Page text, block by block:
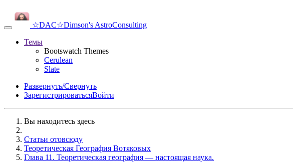
☆DAC☆Dimson's AstroConsulting
Темы
Bootswatch Themes
Cerulean
Slate
Развернуть/Свернуть
ЗарегистрироватьсяВойти
Вы находитесь здесь
Статьи отовсюду
Теоретическая География Вотяковых
Глава 11. Теоретическая география — настоящая наука.